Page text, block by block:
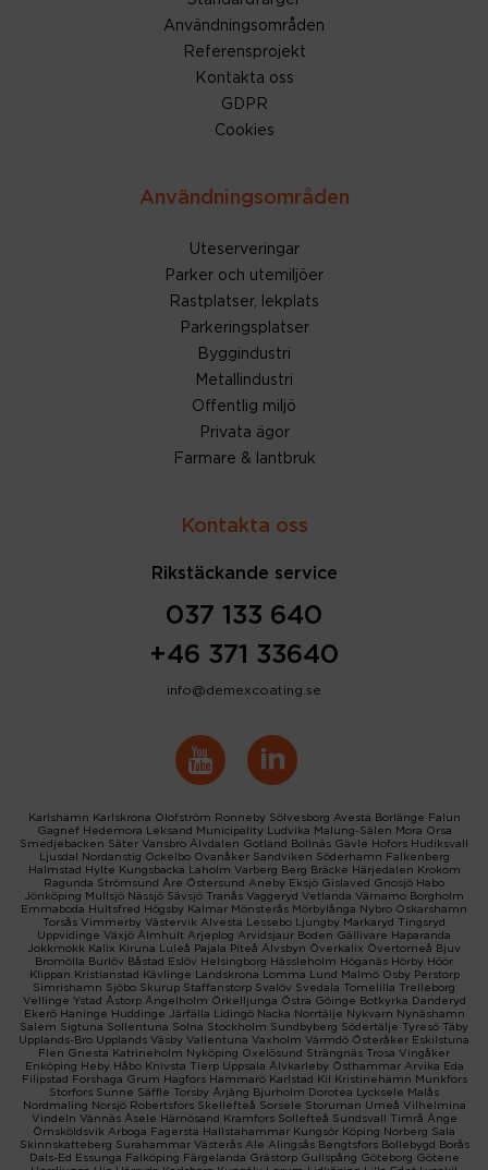
Användningsområden
Referensprojekt
Kontakta oss
GDPR
Cookies
Användningsområden
Uteserveringar
Parker och utemiljöer
Rastplatser, lekplats
Parkeringsplatser
Byggindustri
Metallindustri
Offentlig miljö
Privata ägor
Farmare & lantbruk
Kontakta oss
Rikstäckande service
037 133 640
+46 371 33640
info@demexcoating.se
Karlshamn Karlskrona Olofström Ronneby Sölvesborg Avesta Borlänge Falun
Gagnef Hedemora Leksand Municipality Ludvika Malung-Sälen Mora Orsa
Smedjebacken Säter Vansbro Älvdalen Gotland Bollnäs Gävle Hofors Hudiksvall
Ljusdal
Nordanstig Ockelbo Ovanåker Sandviken Söderhamn Falkenberg
Halmstad
Hylte Kungsbacka Laholm Varberg Berg Bräcke Härjedalen Krokom
Ragunda Strömsund Åre Östersund Aneby Eksjö Gislaved Gnosjö Habo
Jönköping Mullsjö Nässjö Sävsjö Tranås Vaggeryd Vetlanda Värnamo Borgholm
Emmaboda Hultsfred Högsby Kalmar Mönsterås Mörbylånga Nybro Oskarshamn
Torsås Vimmerby Västervik Alvesta Lessebo Ljungby Markaryd Tingsryd
Uppvidinge Växjö Älmhult Arjeplog Arvidsjaur Boden Gällivare Haparanda
Jokkmokk Kalix Kiruna Luleå Pajala Piteå Älvsbyn Överkalix Övertorneå Bjuv
Bromölla Burlöv Båstad Eslöv Helsingborg Hässleholm Höganäs Hörby Höör
Klippan Kristianstad Kävlinge Landskrona Lomma Lund Malmö Osby Perstorp
Simrishamn Sjöbo Skurup Staffanstorp Svalöv Svedala Tomelilla Trelleborg
Vellinge Ystad Åstorp Ängelholm Örkelljunga Östra Göinge Botkyrka Danderyd
Ekerö Haninge Huddinge Järfälla Lidingö Nacka Norrtälje Nykvarn Nynäshamn
Salem Sigtuna Sollentuna Solna Stockholm Sundbyberg Södertälje Tyresö Täby
Upplands-Bro Upplands Väsby Vallentuna Vaxholm Värmdö Österåker Eskilstuna
Flen Gnesta Katrineholm Nyköping Oxelösund Strängnäs Trosa Vingåker
Enköping Heby Håbo Knivsta Tierp Uppsala Älvkarleby Östhammar Arvika Eda
Filipstad
Forshaga Grum Hagfors Hammarö Karlstad Kil Kristinehamn Munkfors
Storfors Sunne Säffle Torsby Årjäng Bjurholm Dorotea Lycksele Malås
Nordmaling Norsjö Robertsfors Skellefteå Sorsele Storuman Umeå Vilhelmina
Vindeln Vännäs Åsele Härnösand Kramfors Sollefteå Sundsvall Timrå Ånge
Örnsköldsvik Arboga Fagersta Hallstahammar Kungsör Köping Norberg Sala
Skinnskatteberg Surahammar Västerås Ale Alingsås Bengtsfors Bollebygd
Borås
Dals-Ed
Essunga Falköping Färgelanda Grästorp Gullspång Göteborg Götene